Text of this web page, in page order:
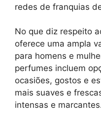
redes de franquias
No que diz respeito
oferece uma ampla
para homens e
perfumes incluem
ocasiões, gostos e
mais suaves e
intensas e